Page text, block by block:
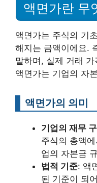
액면가란 무
액면가는 주식의 기
해지는 금액이에요.
말하며, 실제 거래
액면가는 기업의 자
액면가의 의미
기업의 재무
주식의 총액
업의 자본금
법적 기준: 액
된 기준이 되